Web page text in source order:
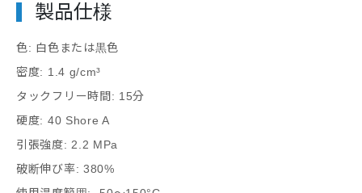
製品仕様
色: 白色または黒色
密度: 1.4 g/cm³
タックフリー時間: 15分
硬度: 40 Shore A
引張強度: 2.2 MPa
破断伸び率: 380%